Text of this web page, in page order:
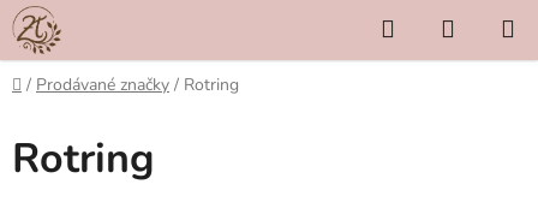
Přejít
na
obsah
Hledat
KOŠÍK
Domů
/ Prodávané značky / Rotring
Rotring